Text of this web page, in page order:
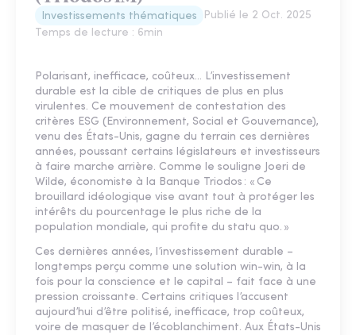
Investissements thématiques Publié le 2 Oct. 2025
Temps de lecture : 6min
Polarisant, inefficace, coûteux... L’investissement
durable est la cible de critiques de plus en plus
virulentes. Ce mouvement de contestation des
critères ESG (Environnement, Social et Gouvernance),
venu des États-Unis, gagne du terrain ces dernières
années, poussant certains législateurs et investisseurs
à faire marche arrière. Comme le souligne Joeri de
Wilde, économiste à la Banque Triodos : « Ce
brouillard idéologique vise avant tout à protéger les
intérêts du pourcentage le plus riche de la
population mondiale, qui profite du statu quo. »
Ces dernières années, l’investissement durable –
longtemps perçu comme une solution win-win, à la
fois pour la conscience et le capital – fait face à une
pression croissante. Certains critiques l’accusent
aujourd’hui d’être politisé, inefficace, trop coûteux,
voire de masquer de l’écoblanchiment. Aux États-Unis